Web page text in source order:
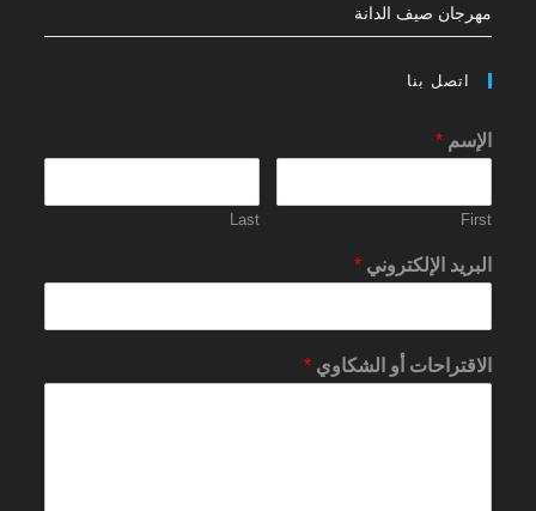
مهرجان صيف الدانة
اتصل بنا
الإسم*
First
Last
البريد الإلكتروني*
الاقتراحات أو الشكاوي*